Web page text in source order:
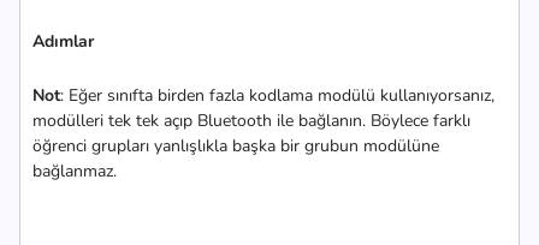
Adımlar
Not: Eğer sınıfta birden fazla kodlama modülü kullanıyorsanız,
modülleri tek tek açıp Bluetooth ile bağlanın. Böylece farklı
öğrenci grupları yanlışlıkla başka bir grubun modülüne
bağlanmaz.